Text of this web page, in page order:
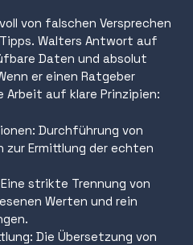
von falschen Versprechen
Walters Antwort auf
Daten und absolut
er einen Ratgeber
auf klare Prinzipien:
Durchführung von
zur Ermittlung der echten
strikte Trennung von
Werten und rein
Die Übersetzung von